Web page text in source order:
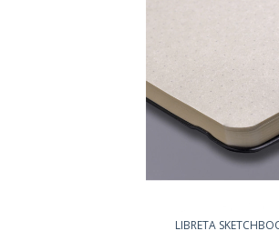
LIBRETA